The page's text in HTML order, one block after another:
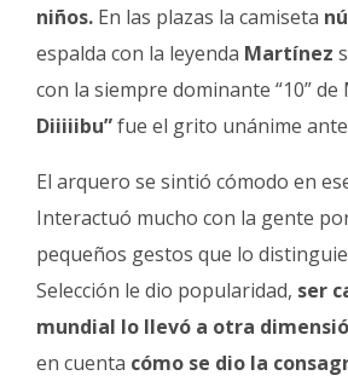
niños. En las plazas la camiseta
espalda con la leyenda Martínez
con la siempre dominante “10” de
Diiiiibu”fue el grito unánime ante
El arquero se sintió cómodo en
Interactuó mucho con la gente
pequeños gestos que lo
Selección le dio popularidad, ser
mundial lo llevó a otra
en cuenta cómo se dio la